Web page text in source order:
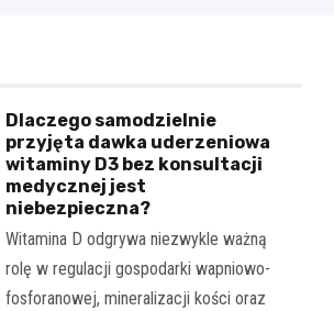
Dlaczego samodzielnie
przyjęta dawka uderzeniowa
witaminy D3 bez konsultacji
medycznej jest
niebezpieczna?
Witamina D odgrywa niezwykle ważną
rolę w regulacji gospodarki wapniowo-
fosforanowej, mineralizacji kości oraz